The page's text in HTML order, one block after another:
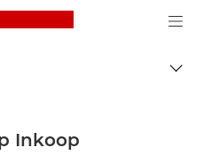
Canon Logo, back
Inkoop